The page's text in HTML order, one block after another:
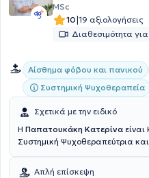
MSc
10|19 αξιολογήσεις
Διαθεσιμότητα
Αίσθημα φόβου και πανικού
Συστημική Ψυχοθεραπεία
Σχετικά με την ειδικό
Η Παπατουκάκη Κατερίνα
Συστημική Ψυχοθεραπεύτρια και
του Ανώτατου Τεχνολογικού
Απλή επίσκεψη